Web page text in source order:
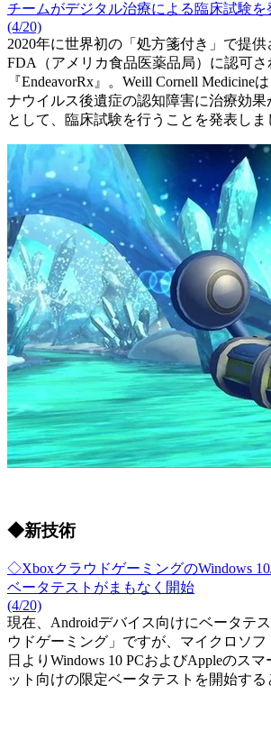
チームがデジタル治療による臨床試験を
(4/20)
2020年に世界初の「処方箋付き」で提
FDA（アメリカ食品医薬品局）に認可さ
『EndeavorRx』。Weill Cornell Medicine
ナウイルス後遺症の認知障害に治療効
として、臨床試験を行うことを発表しま
◆新技術
◇XboxクラウドゲーミングのWindows
ベータテストがまもなく開始
(4/20)
現在、Androidデバイス向けにベータテ
ウドゲーミング」ですが、マイクロソフ
日よりWindows 10 PCおよびAppleのス
ット向けの限定ベータテストを開始する